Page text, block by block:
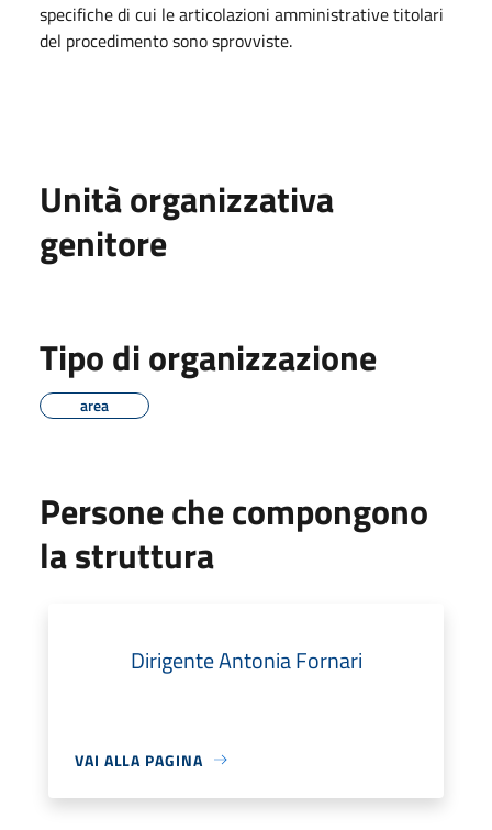
specifiche di cui le articolazioni amministrative titolari
del procedimento sono sprovviste.
Unità organizzativa
genitore
Tipo di organizzazione
area
Persone che compongono
la struttura
Dirigente Antonia Fornari
VAI ALLA PAGINA